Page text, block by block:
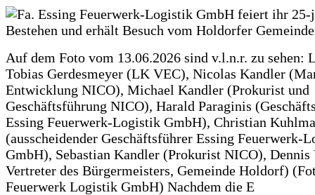
Auf dem Foto vom 13.06.2026 sind v.l.n.r. zu sehen:
Tobias Gerdesmeyer (LK VEC), Nicolas Kandler
Entwicklung NICO), Michael Kandler (Prokurist und
Geschäftsführung NICO), Harald Paraginis
Essing Feuerwerk-Logistik GmbH), Christian
(ausscheidender Geschäftsführer Essing Feuerwerk-
GmbH), Sebastian Kandler (Prokurist NICO),
Vertreter des Bürgermeisters, Gemeinde Holdorf)
Feuerwerk Logistik GmbH) Nachdem die E